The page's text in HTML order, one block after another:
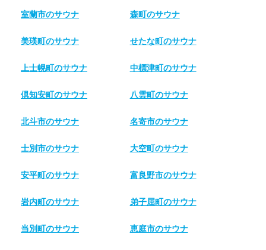
室蘭市のサウナ 森町のサウナ
美瑛町のサウナ せたな町のサウナ
上士幌町のサウナ 中標津町のサウナ
倶知安町のサウナ 八雲町のサウナ
北斗市のサウナ 名寄市のサウナ
士別市のサウナ 大空町のサウナ
安平町のサウナ 富良野市のサウナ
岩内町のサウナ 弟子屈町のサウナ
当別町のサウナ 恵庭市のサウナ